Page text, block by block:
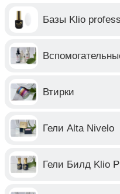
Базы Klio
Втирки
Гели Alta Nivelo
Гели Билд Klio